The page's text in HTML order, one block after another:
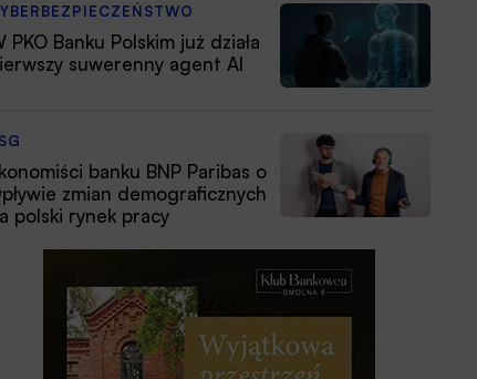
PKO Banku Polskim już działa
suwerenny agent AI
banku BNP Paribas o
zmian demograficznych
polski rynek pracy